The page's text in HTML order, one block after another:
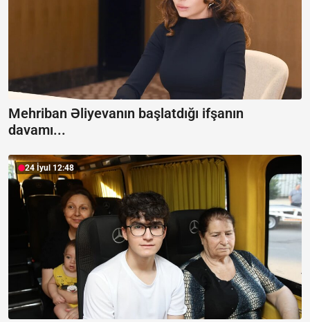
Mehriban Əliyevanın başlatdığı ifşanın
davamı...
24 İyul 12:48